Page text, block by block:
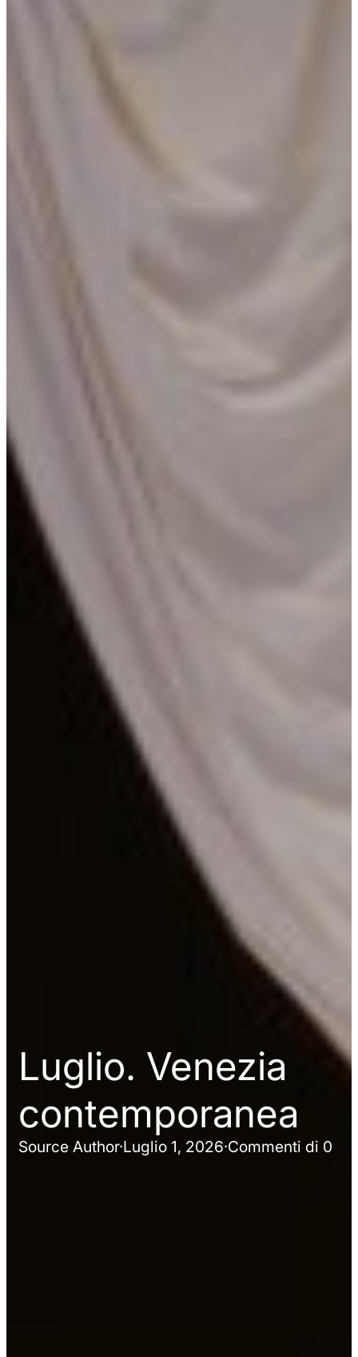
Luglio. Venezia
contemporanea
Source Author·Luglio 1, 2026·Commenti di 0